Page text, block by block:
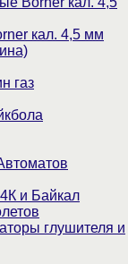
кал. 4,5 мм
газ
и Байкал
глушителя и